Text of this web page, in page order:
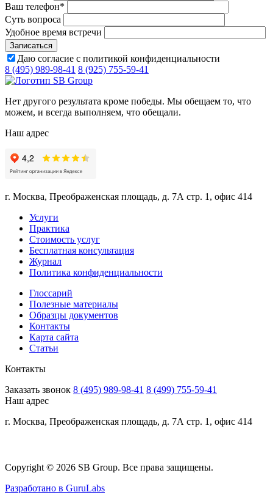
Ваш телефон*
Суть вопроса
Удобное время встречи
Даю согласие с политикой конфиденциальности
8 (495) 989-98-41 8 (925) 755-59-41
Нет другого результата кроме победы. Мы обещаем то, что
можем, и всегда выполняем, что обещали.
Наш адрес
г. Москва, Преображенская площадь, д. 7А стр. 1, офис 414
Услуги
Практика
Стоимость услуг
Бесплатная консультация
Журнал
Политика конфиденциальности
Глоссарий
Полезные материалы
Образцы документов
Контакты
Карта сайта
Статьи
Контакты
Заказать звонок 8 (495) 989-98-41 8 (499) 755-59-41
Наш адрес
г. Москва, Преображенская площадь, д. 7А стр. 1, офис 414
Copyright © 2026 SB Group. Все права защищены.
Разработано в GuruLabs